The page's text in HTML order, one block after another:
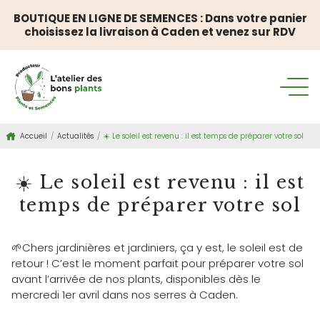
BOUTIQUE EN LIGNE DE SEMENCES : Dans votre panier
choisissez la livraison à Caden et venez sur RDV
Accueil / Actualités / ☀️ Le soleil est revenu : il est temps de préparer votre sol
☀️ Le soleil est revenu : il est
temps de préparer votre sol
🌱Chers jardinières et jardiniers, ça y est, le soleil est de
retour ! C’est le moment parfait pour préparer votre sol
avant l’arrivée de nos plants, disponibles dès le
mercredi 1er avril dans nos serres à Caden.